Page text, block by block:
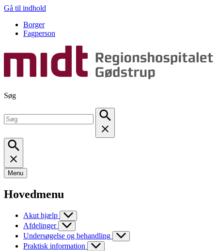
Gå til indhold
Borger
Fagperson
Søg
Menu
Hovedmenu
Akut hjælp
Afdelinger
Undersøgelse og behandling
Praktisk information